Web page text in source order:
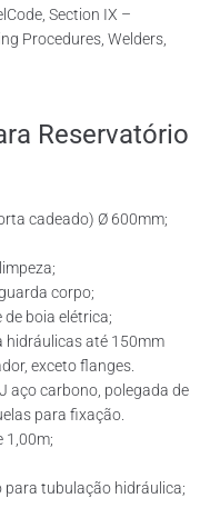
Section IX –
Procedures, Welders,
Reservatório
cadeado) Ø 600mm;
corpo;
boia elétrica;
hidráulicas até 150mm
exceto flanges.
aço carbono, polegada de
para fixação.
1,00m;
para tubulação hidráulica;